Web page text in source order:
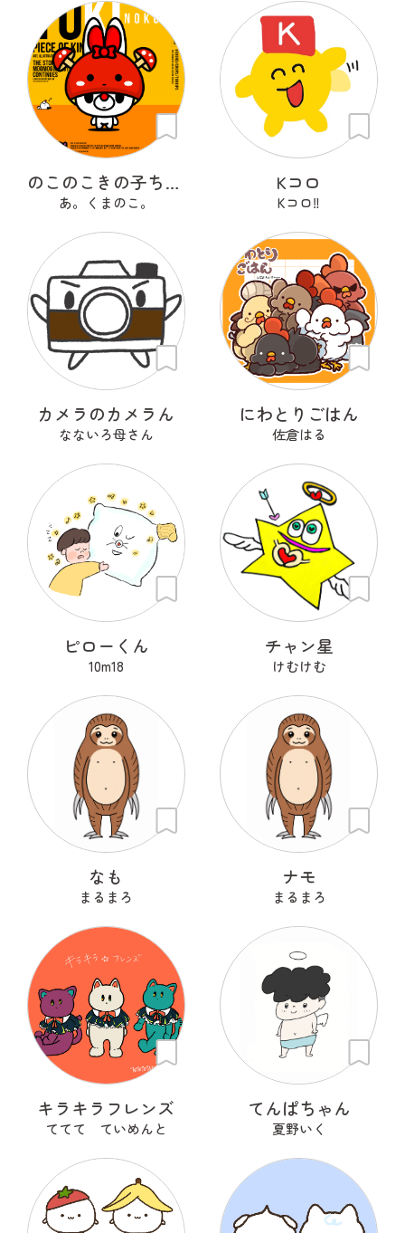
のこのこきの子ちゃん
あ。くまのこ。
Kコロ
Kコロ‼︎
カメラのカメラん
なないろ母さん
にわとりごはん
佐倉はる
ピローくん
10m18
チャン星
けむけむ
なも
まるまろ
ナモ
まるまろ
キラキラフレンズ
ててて ていめんと
てんぱちゃん
夏野いく